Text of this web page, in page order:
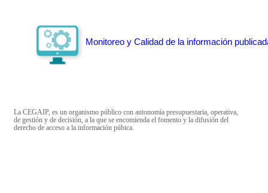
Monitoreo y Calidad de la información
La CEGAIP, es un organismo público con autonomía presupuestaria, operativa,
de gestión y de decisión, a la que se encomienda el fomento y la difusión del
derecho de acceso a la información púbica.